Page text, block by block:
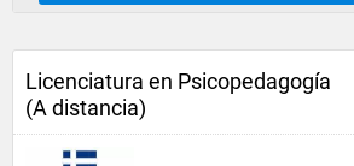
Licenciatura en Psicopedagogía
(A distancia)